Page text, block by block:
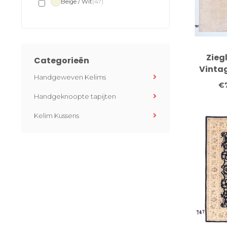
Beige / Wit(47)
Categorieën
Handgeweven Kelims
Handgeknoopte tapijten
Kelim Kussens